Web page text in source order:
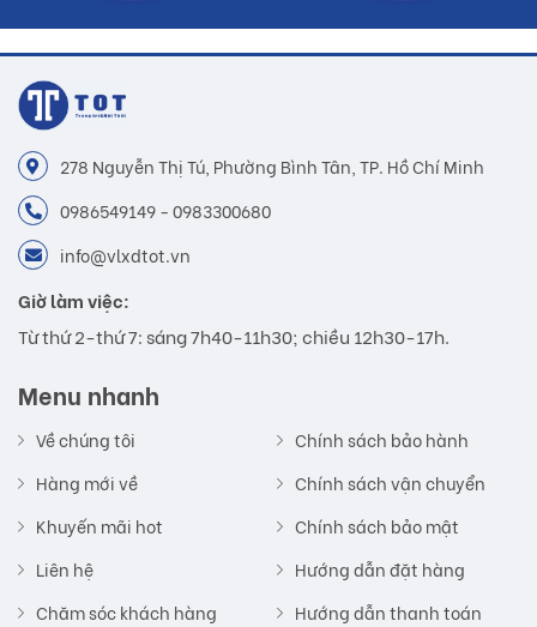
278 Nguyễn Thị Tú, Phường Bình Tân, TP. Hồ Chí Minh
0986549149 - 0983300680
info@vlxdtot.vn
Giờ làm việc:
Từ thứ 2-thứ 7: sáng 7h40-11h30; chiều 12h30-17h.
Menu nhanh
Về chúng tôi
Hàng mới về
Khuyến mãi hot
Liên hệ
Chăm sóc khách hàng
Chính sách bảo hành
Chính sách vận chuyển
Chính sách bảo mật
Hướng dẫn đặt hàng
Hướng dẫn thanh toán